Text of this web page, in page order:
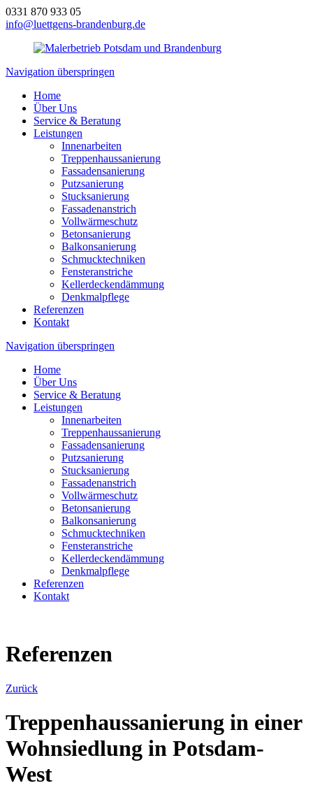
0331 870 933 05
info@luettgens-brandenburg.de
Navigation überspringen
Home
Über Uns
Service & Beratung
Leistungen
Innenarbeiten
Treppenhaussanierung
Fassadensanierung
Putzsanierung
Stucksanierung
Fassadenanstrich
Vollwärmeschutz
Betonsanierung
Balkonsanierung
Schmucktechniken
Fensteranstriche
Kellerdeckendämmung
Denkmalpflege
Referenzen
Kontakt
Navigation überspringen
Home
Über Uns
Service & Beratung
Leistungen
Innenarbeiten
Treppenhaussanierung
Fassadensanierung
Putzsanierung
Stucksanierung
Fassadenanstrich
Vollwärmeschutz
Betonsanierung
Balkonsanierung
Schmucktechniken
Fensteranstriche
Kellerdeckendämmung
Denkmalpflege
Referenzen
Kontakt
Referenzen
Zurück
Treppenhaussanierung in einer
Wohnsiedlung in Potsdam-
West